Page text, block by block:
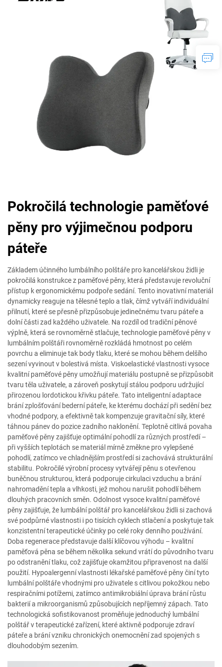
Pokročilá technologie paměťové
pěny pro výjimečnou podporu
páteře
Základem účinného lumbálního polštáře pro kancelářskou židli je
pokročilá konstrukce z paměťové pěny, která představuje revoluční
přístup k ergonomickému podpoře sedání. Tento inovativní materiál
dynamicky reaguje na tělesné teplo a tlak, čímž vytváří individuální
přilnutí, které se přesně přizpůsobuje jedinečnému tvaru páteře a
dolní části zad každého uživatele. Na rozdíl od tradiční pěnové
výplně, která se rovnoměrně stlačuje, technologie paměťové pěny v
lumbálním polštáři rovnoměrně rozkládá hmotnost po celém
povrchu a eliminuje tak body tlaku, které se mohou během delšího
sezení vyvinout v bolestivá místa. Viskoelastické vlastnosti vysoce
kvalitní paměťové pěny umožňují materiálu postupně se přizpůsobit
tvaru těla uživatele, a zároveň poskytují stálou podporu udržující
přirozenou lordotickou křivku páteře. Tato inteligentní adaptace
brání zplošťování bederní páteře, ke kterému dochází při sedění bez
vhodné podpory, a efektivně tak kompenzuje gravitační síly, které
táhnou pánev do pozice zadního naklonění. Teplotně citlivá povaha
paměťové pěny zajišťuje optimální pohodlí za různých prostředí –
při vyšších teplotách se materiál mírně změkne pro vylepšené
pohodlí, zatímco ve chladnějším prostředí si zachovává strukturální
stabilitu. Pokročilé výrobní procesy vytvářejí pěnu s otevřenou
buněčnou strukturou, která podporuje cirkulaci vzduchu a brání
nahromadění tepla a vlhkosti, jež mohou narušit pohodlí během
dlouhých pracovních směn. Odolnost vysoce kvalitní paměťové
pěny zajišťuje, že lumbální polštář pro kancelářskou židli si zachová
své podpůrné vlastnosti i po tisících cyklech stlačení a poskytuje tak
konzistentní terapeutické účinky po celé roky denního používání.
Doba regenerace představuje další klíčovou výhodu – kvalitní
paměťová pěna se během několika sekund vrátí do původního tvaru
po odstranění tlaku, což zajišťuje okamžitou připravenost na další
použití. Hypoalergenní vlastnosti lékařské paměťové pěny činí tyto
lumbální polštáře vhodnými pro uživatele s citlivou pokožkou nebo
respiračními potížemi, zatímco antimikrobiální úprava brání růstu
bakterií a mikroorganismů způsobujících nepříjemný zápach. Tato
technologická sofistikovanost proměňuje jednoduchý lumbální
polštář v terapeutické zařízení, které aktivně podporuje zdraví
páteře a brání vzniku chronických onemocnění zad spojených s
dlouhodobým sezením.